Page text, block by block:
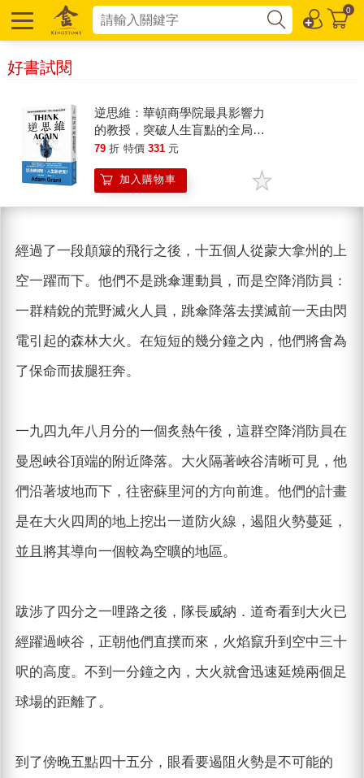
0
好書試閱
逆思維：華頓商學院最具影響力
的教授，突破人生盲點的全局思
考
79 折 特價 331 元
加入購物車
經過了一段顛簸的飛行之後，十五個人從蒙大拿州的上
空一躍而下。他們不是跳傘運動員，而是空降消防員：
一群精銳的荒野滅火人員，跳傘降落去撲滅前一天由閃
電引起的森林大火。在短短的幾分鐘之內，他們將會為
了保命而拔腿狂奔。
一九四九年八月分的一個炙熱午後，這群空降消防員在
曼恩峽谷頂端的附近降落。大火隔著峽谷清晰可見，他
們沿著坡地而下，往密蘇里河的方向前進。他們的計畫
是在大火四周的地上挖出一道防火線，遏阻火勢蔓延，
並且將其導向一個較為空曠的地區。
跋涉了四分之一哩路之後，隊長威納．道奇看到大火已
經躍過峽谷，正朝他們直撲而來，火焰竄升到空中三十
呎的高度。不到一分鐘之內，大火就會迅速延燒兩個足
球場的距離了。
到了傍晚五點四十五分，眼看要遏阻火勢是不可能的